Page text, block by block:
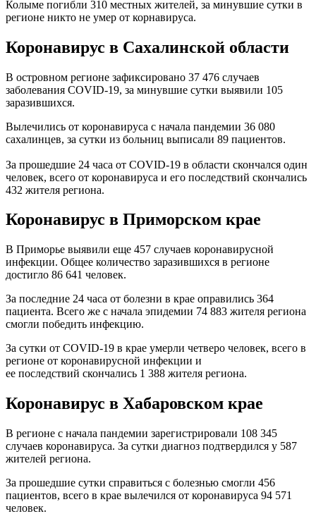
Колыме погибли 310 местных жителей, за минувшие сутки в
регионе никто не умер от корнавируса.
Коронавирус в Сахалинской области
В островном регионе зафиксировано 37 476 случаев
заболевания COVID-19, за минувшие сутки выявили 105
заразившихся.
Вылечились от коронавируса с начала пандемии 36 080
сахалинцев, за сутки из больниц выписали 89 пациентов.
За прошедшие 24 часа от COVID-19 в области скончался один
человек, всего от коронавируса и его последствий скончались
432 жителя региона.
Коронавирус в Приморском крае
В Приморье выявили еще 457 случаев коронавирусной
инфекции. Общее количество заразившихся в регионе
достигло 86 641 человек.
За последние 24 часа от болезни в крае оправились 364
пациента. Всего же с начала эпидемии 74 883 жителя региона
смогли победить инфекцию.
За сутки от COVID-19 в крае умерли четверо человек, всего в
регионе от коронавирусной инфекции и
ее последствий скончались 1 388 жителя региона.
Коронавирус в Хабаровском крае
В регионе с начала пандемии зарегистрировали 108 345
случаев коронавируса. За сутки диагноз подтвердился у 587
жителей региона.
За прошедшие сутки справиться с болезнью смогли 456
пациентов, всего в крае вылечился от коронавируса 94 571
человек.